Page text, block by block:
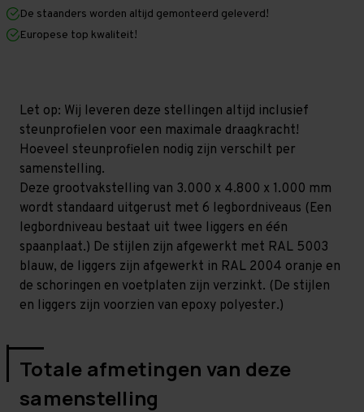
mm
x
1.000
niveaus
mm
1.000
niveaus
De staanders worden altijd gemonteerd geleverd!
Europese top kwaliteit!
Let op: Wij leveren deze stellingen altijd inclusief
steunprofielen voor een maximale draagkracht!
Hoeveel steunprofielen nodig zijn verschilt per
samenstelling.
Deze grootvakstelling van 3.000 x 4.800 x 1.000 mm
wordt standaard uitgerust met 6 legbordniveaus (Een
legbordniveau bestaat uit twee liggers en één
spaanplaat.) De stijlen zijn afgewerkt met RAL 5003
blauw, de liggers zijn afgewerkt in RAL 2004 oranje en
de schoringen en voetplaten zijn verzinkt. (De stijlen
en liggers zijn voorzien van epoxy polyester.)
Totale afmetingen van deze
samenstelling